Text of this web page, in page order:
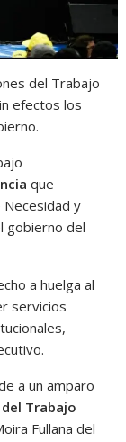
del Trabajo
efectos los
que
y
gobierno del
a huelga al
servicios
a un amparo
Trabajo
Fullana del